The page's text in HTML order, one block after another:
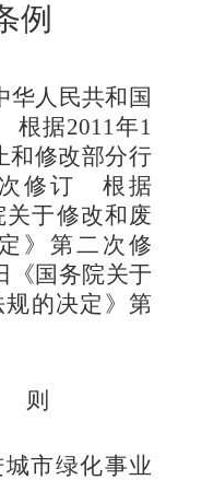
例
华人民共和国
根据2011年1
和修改部分行
次修订 根据
关于修改和废
》第二次修
《国务院关于
的决定》第
则
市绿化事业